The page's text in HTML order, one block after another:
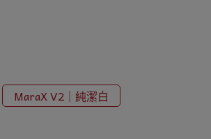
MaraX V2｜純潔白